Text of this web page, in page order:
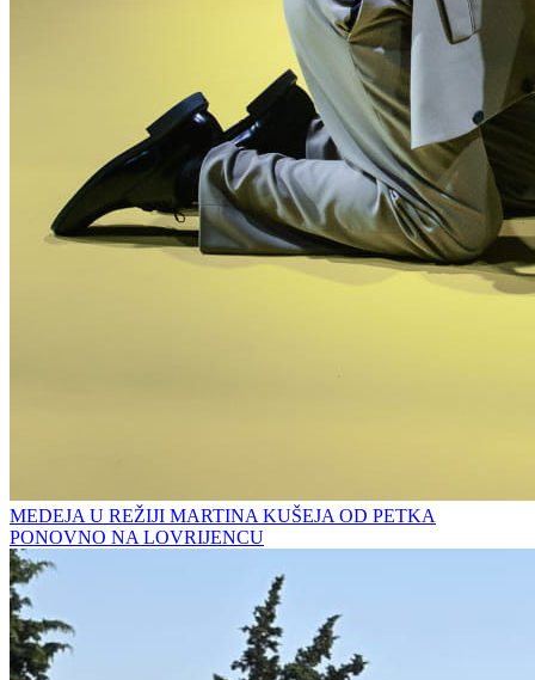
MEDEJA U REŽIJI MARTINA KUŠEJA OD PETKA
PONOVNO NA LOVRIJENCU